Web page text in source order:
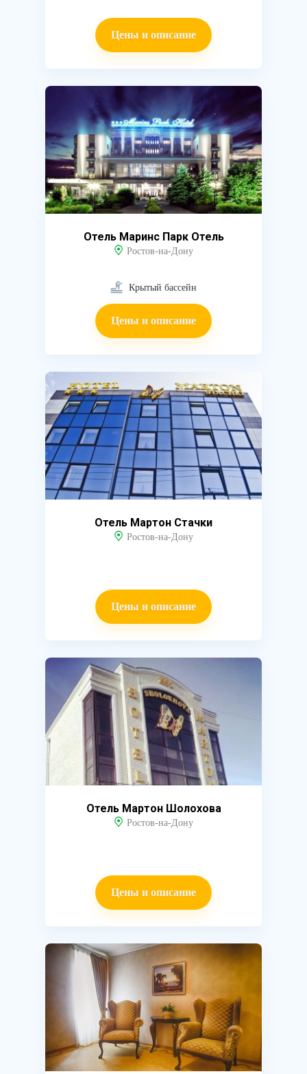
Цены и описание
Отель Маринс Парк Отель
Ростов-на-Дону
Крытый бассейн
Цены и описание
Отель Мартон Стачки
Ростов-на-Дону
Цены и описание
Отель Мартон Шолохова
Ростов-на-Дону
Цены и описание